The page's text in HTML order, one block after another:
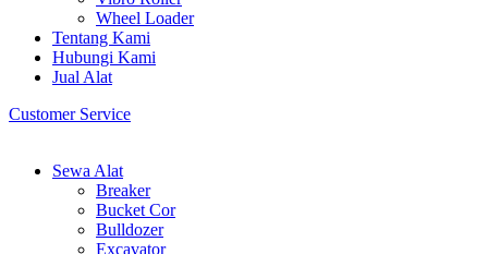
Wheel Loader
Tentang Kami
Hubungi Kami
Jual Alat
Customer Service
Sewa Alat
Breaker
Bucket Cor
Bulldozer
Excavator